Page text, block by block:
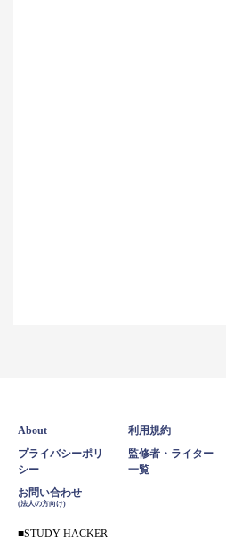
About 利用規約
プライバシーポリ
シー
監修者・ライター
一覧
お問い合わせ
(法人の方向け)
STUDY HACKER